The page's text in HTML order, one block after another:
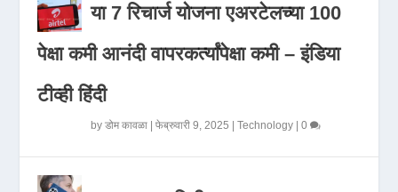
या 7 रिचार्ज योजना एअरटेलच्या 100
पेक्षा कमी आनंदी वापरकर्त्यांपेक्षा कमी – इंडिया
टीव्ही हिंदी
byडोम कावळा |फेब्रुवारी 9, 2025 |Technology |0